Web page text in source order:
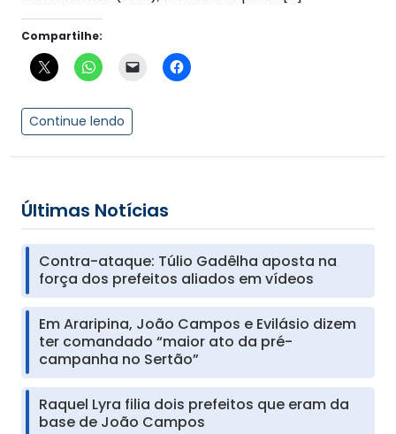
Compartilhe:
Continue lendo
Últimas Notícias
Contra-ataque: Túlio Gadêlha aposta na
força dos prefeitos aliados em vídeos
Em Araripina, João Campos e Evilásio dizem
ter comandado “maior ato da pré-
campanha no Sertão”
Raquel Lyra filia dois prefeitos que eram da
base de João Campos